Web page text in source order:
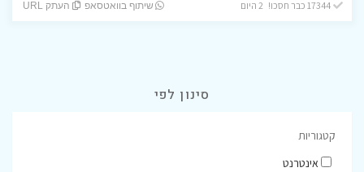
17344 כבר חסכו! 2 היום שיתוף בוואטסאפ העתק URL
סינון לפי
קטגוריות
אינטרנט